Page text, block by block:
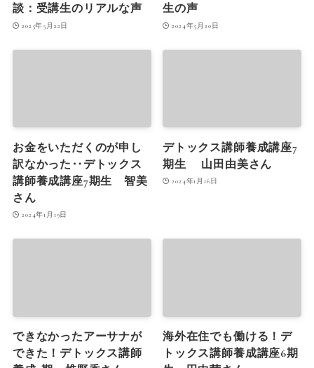
談：受講生のリアルな声
2025年5月22日
生の声
2024年5月20日
お金をいただくのが申し
訳なかった‥デトックス
講師養成講座7期生 智美
さん
2024年1月19日
デトックス講師養成講座7
期生 山田由美さん
2024年1月16日
できなかったアーサナが
できた！デトックス講師
海外在住でも働ける！デ
トックス講師養成講座6期